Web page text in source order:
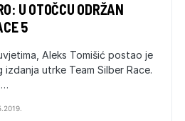
U OTOČCU ODRŽAN
5
Aleks Tomišić postao je
utrke Team Silber Race.